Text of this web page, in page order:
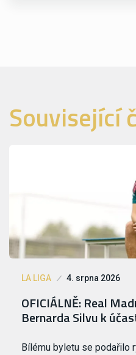
Související
LA LIGA 4. srpna 2026
OFICIÁLNĚ: Real
Bernarda Silvu k
Bílému byletu se podařilo